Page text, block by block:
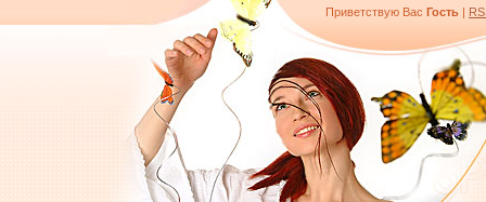
Приветствую Вас Гость |